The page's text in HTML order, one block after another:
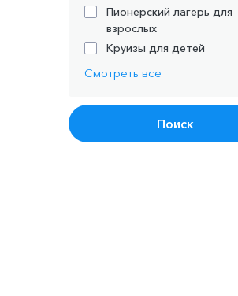
Пионерский лагерь для
взрослых
Круизы для детей
Смотреть все
Поиск